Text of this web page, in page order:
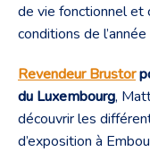
de vie fonctionnel et
conditions de l’année
Revendeur Brustor
du Luxembourg,
découvrir les
d’exposition à